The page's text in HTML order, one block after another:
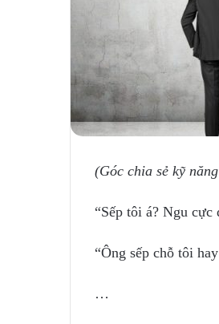
(Góc chia sẻ kỹ
“Sếp tôi á? Ngu
“Ông sếp chỗ tôi
…